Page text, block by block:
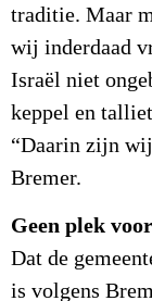
traditie. Maar
wij inderdaad
Israël niet
keppel en
“Daarin zijn
Bremer.
Geen plek
Dat de
is volgens